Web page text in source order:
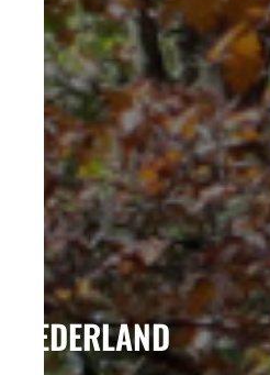
NEDERLAND